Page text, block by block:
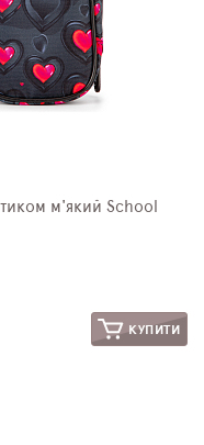
м'який School
КУПИТИ